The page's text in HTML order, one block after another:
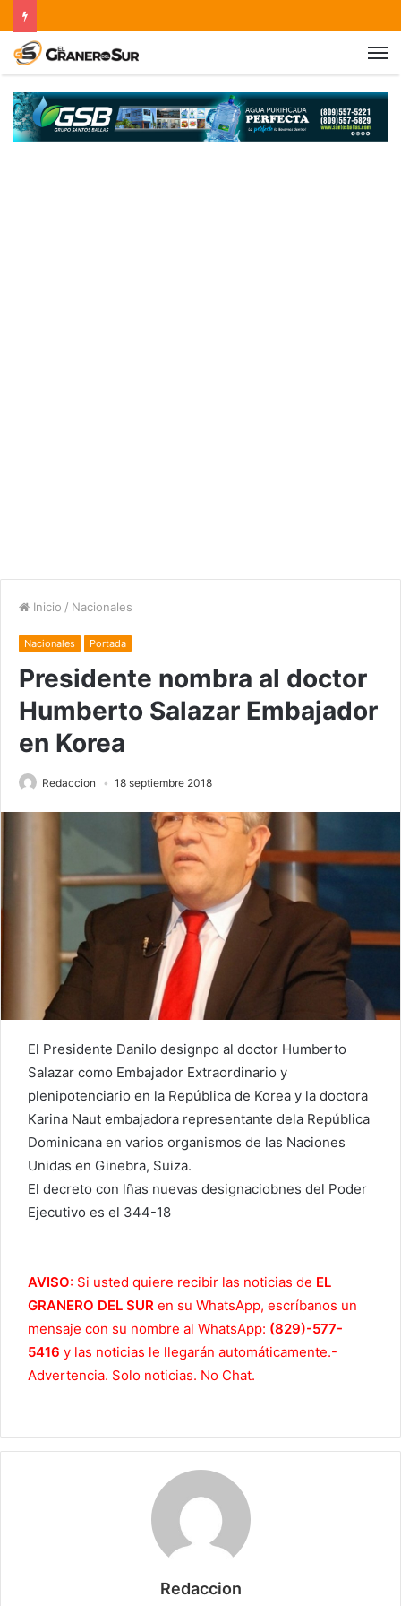
Inicio / Nacionales
Nacionales Portada
Presidente nombra al doctor
Humberto Salazar Embajador
en Korea
Redaccion 18 septiembre 2018
El Presidente Danilo designpo al doctor Humberto
Salazar como Embajador Extraordinario y
plenipotenciario en la República de Korea y la doctora
Karina Naut embajadora representante dela República
Dominicana en varios organismos de las Naciones
Unidas en Ginebra, Suiza.
El decreto con lñas nuevas designaciobnes del Poder
Ejecutivo es el 344-18
AVISO: Si usted quiere recibir las noticias de EL
GRANERO DEL SUR en su WhatsApp, escríbanos un
mensaje con su nombre al WhatsApp: (829)-577-
5416 y las noticias le llegarán automáticamente.-
Advertencia. Solo noticias. No Chat.
Redaccion